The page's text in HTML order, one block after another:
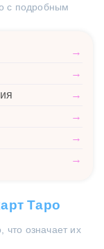
с подробным
→
→
→
→
→
→
Таро
что означает их